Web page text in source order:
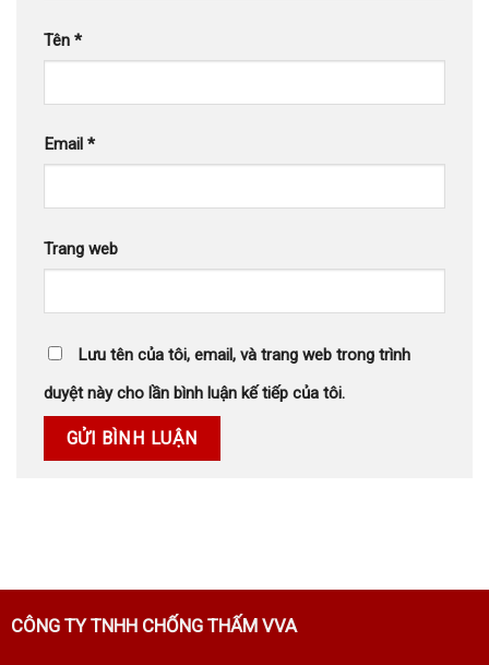
Tên *
Email *
Trang web
Lưu tên của tôi, email, và trang web trong trình
duyệt này cho lần bình luận kế tiếp của tôi.
CÔNG TY TNHH CHỐNG THẤM VVA